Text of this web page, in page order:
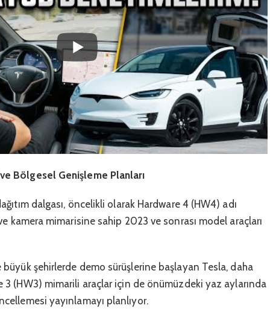
Bölgesel Genişleme Planları
dalgası, öncelikli olarak Hardware 4 (HW4) adı
kamera mimarisine sahip 2023 ve sonrası model araçları
şehirlerde demo sürüşlerine başlayan Tesla, daha
3 (HW3) mimarili araçlar için de önümüzdeki yaz aylarında
yayınlamayı planlıyor.